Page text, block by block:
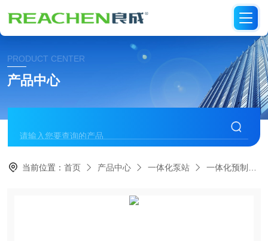
PRODUCT CENTER
产品中心
当前位置：首页 产品中心 一体化泵站 一体化预制泵站